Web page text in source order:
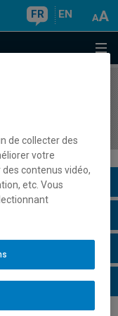
FR EN
de collecter des
votre
contenus vidéo,
etc. Vous